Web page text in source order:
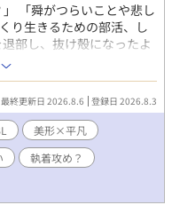
「舜がつらいことや悲し
り生きるための部活、し
部し、抜け殻になったよ
んなきっかけからマイペ
つきで「いつか忘れる
の暇つぶしのはずだったは
えていた二人は少しずつ
いく貝の感情はやがて友
舜の一番の仲良しはぼく
とを知ってる。ぼくが一
そうでしょ」 「ぼくだけ
ペース攻め×過去を引き
最終更新日 2026.8.6 登録日 2026.8.3
美形×平凡
執着攻め？